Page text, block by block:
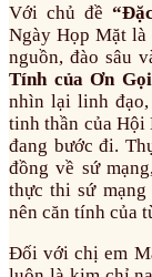
Với chủ đề
Ngày Họp Mặt
nguồn, đào sâu
Tính của Ơn
nhìn lại linh đạo,
tinh thần của Hội
đang bước đi.
đồng về sứ
thực thi sứ
nên căn tính của
Đối với chị em